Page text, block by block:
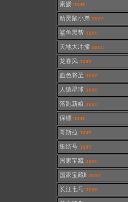
素媛 more
精灵鼠小弟 more
鲨鱼黑帮 more
天地大冲撞 more
龙卷风 more
血色将至 more
人猿星球 more
落跑新娘 more
保镖 more
哥斯拉 more
集结号 more
国家宝藏 more
国家宝藏Ⅱ more
长江七号 more